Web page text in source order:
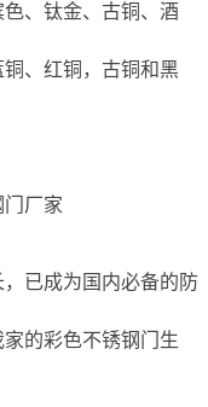
、钛金、古铜、酒
、红铜，古铜和黑
已成为国内必备的防
的彩色不锈钢门生